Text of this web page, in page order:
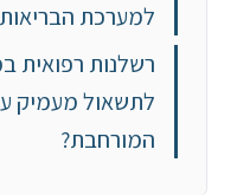
למערכת הבריאות
רשלנות רפואית
לתשאול מעמיק
המורחבת?